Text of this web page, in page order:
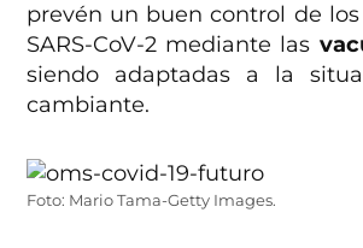
prevén un buen control de
SARS-CoV-2 mediante las
siendo adaptadas a la
cambiante.
Foto: Mario Tama-Getty Images.